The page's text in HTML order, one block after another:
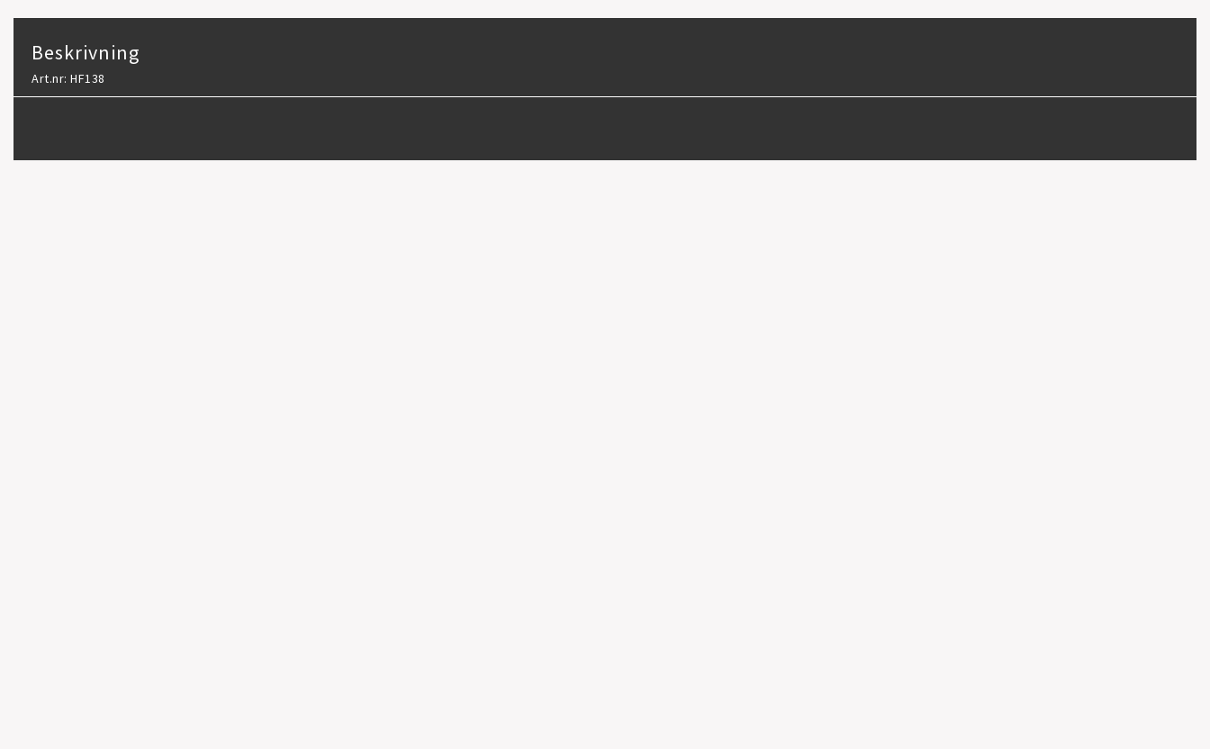
Beskrivning
Art.nr: HF138